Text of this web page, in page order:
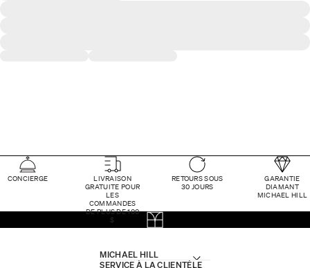
CONCIERGE
LIVRAISON
GRATUITE POUR
LES
COMMANDES
DE PLUS DE 100
$
RETOURS SOUS
30 JOURS
GARANTIE
DIAMANT
MICHAEL HILL
MICHAEL HILL
SERVICE À LA CLIENTÈLE